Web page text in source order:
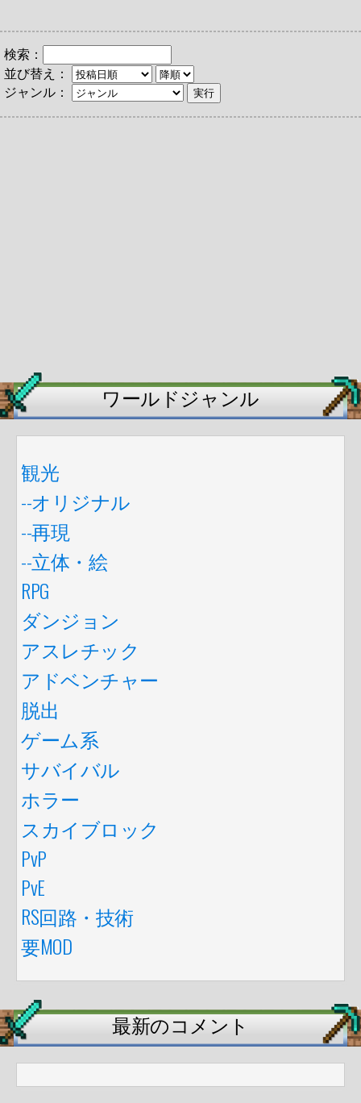
検索：
並び替え：
ジャンル：
ワールドジャンル
観光
--オリジナル
--再現
--立体・絵
RPG
ダンジョン
アスレチック
アドベンチャー
脱出
ゲーム系
サバイバル
ホラー
スカイブロック
PvP
PvE
RS回路・技術
要MOD
最新のコメント